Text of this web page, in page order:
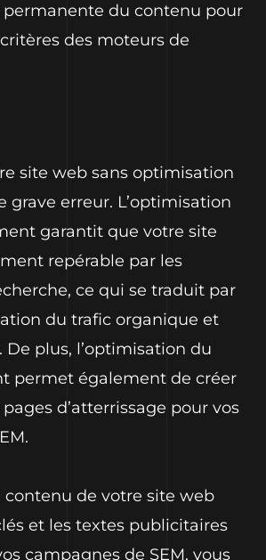
permanente du contenu pour
des moteurs de
site web sans optimisation
grave erreur. L’optimisation
garantit que votre site
repérable par les
ce qui se traduit par
du trafic organique et
De plus, l’optimisation du
permet également de créer
d’atterrissage pour vos
contenu de votre site web
et les textes publicitaires
campagnes de SEM, vous